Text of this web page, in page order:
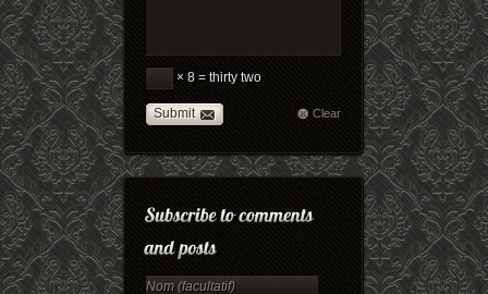
× 8 = thirty two
Submit Clear